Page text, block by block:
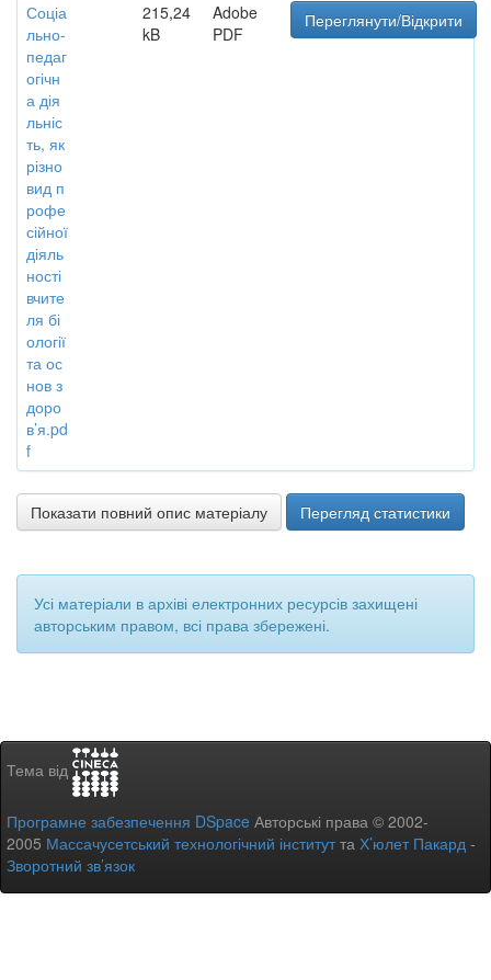
Соціа
льно-
педаг
огічн
а дія
льніс
ть, як
різно
вид п
рофе
сійної
діяль
ності
вчите
ля бі
ології
та ос
нов з
доро
в’я.pd
f
215,24
kB
Adobe
PDF
Переглянути/Відкрити
Показати повний опис матеріалу Перегляд статистики
Усі матеріали в архіві електронних ресурсів захищені
авторським правом, всі права збережені.
Тема від
Програмне забезпечення DSpace Авторські права © 2002-
2005 Массачусетський технологічний інститутта Х’юлет Пакард -
Зворотний зв’язок